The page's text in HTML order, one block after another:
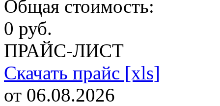
Общая стоимость:
0 руб.
ПРАЙС-ЛИСТ
Скачать прайс [xls]
от 06.08.2026